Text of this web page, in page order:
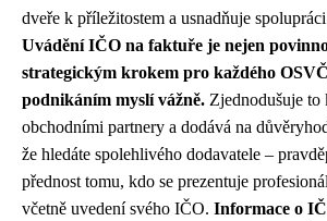
dveře k příležitostem a usnadňuje
Uvádění IČO na faktuře je nejen
strategickým krokem pro každého
podnikáním myslí vážně. Zjednodušuje to
obchodními partnery a dodává na
že hledáte spolehlivého dodavatele –
přednost tomu, kdo se prezentuje
včetně uvedení svého IČO. Informace o